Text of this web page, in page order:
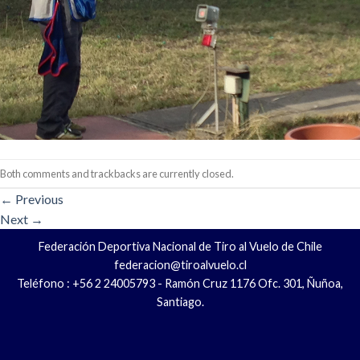
Both comments and trackbacks are currently closed.
← Previous
Next →
Federación Deportiva Nacional de Tiro al Vuelo de Chile
federacion@tiroalvuelo.cl
Teléfono : +56 2 24005793 - Ramón Cruz 1176 Ofc. 301, Ñuñoa,
Santiago.